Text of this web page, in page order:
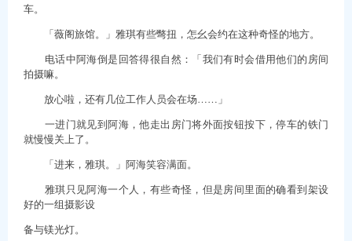
车。
「薇阁旅馆。」雅琪有些彆扭，怎幺会约在这种奇怪的地方。
电话中阿海倒是回答得很自然：「我们有时会借用他们的房间
拍摄嘛。
放心啦，还有几位工作人员会在场……」
一进门就见到阿海，他走出房门将外面按钮按下，停车的铁门
就慢慢关上了。
「进来，雅琪。」阿海笑容满面。
雅琪只见阿海一个人，有些奇怪，但是房间里面的确看到架设
好的一组摄影设
备与镁光灯。